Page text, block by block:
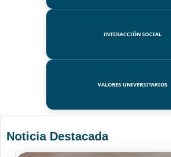
INTERACCIÓN SOCIAL
VALORES UNIVERSITARIOS
Noticia Destacada